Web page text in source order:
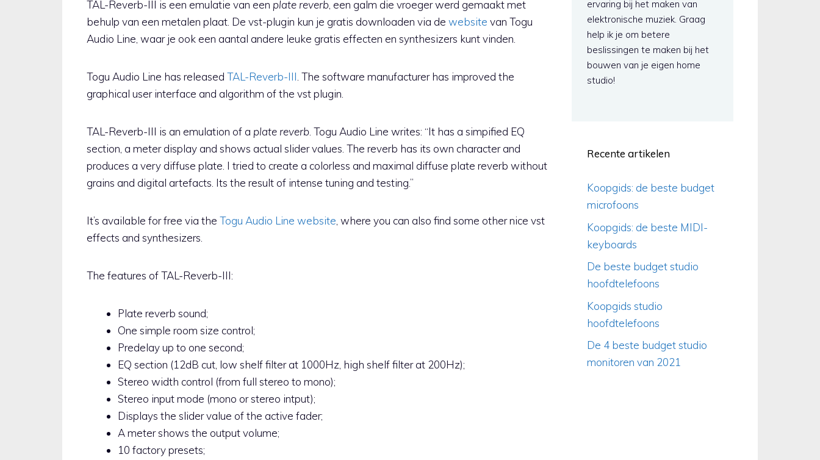
TAL-Reverb-III is een emulatie van een plate reverb, een galm die vroeger werd gemaakt met
behulp van een metalen plaat. De vst-plugin kun je gratis downloaden via de website van Togu
Audio Line, waar je ook een aantal andere leuke gratis effecten en synthesizers kunt vinden.
Togu Audio Line has released TAL-Reverb-III. The software manufacturer has improved the
graphical user interface and algorithm of the vst plugin.
TAL-Reverb-III is an emulation of a plate reverb. Togu Audio Line writes: “It has a simpified EQ
section, a meter display and shows actual slider values. The reverb has its own character and
produces a very diffuse plate. I tried to create a colorless and maximal diffuse plate reverb without
grains and digital artefacts. Its the result of intense tuning and testing.”
It’s available for free via the Togu Audio Line website, where you can also find some other nice vst
effects and synthesizers.
The features of TAL-Reverb-III:
Plate reverb sound;
One simple room size control;
Predelay up to one second;
EQ section (12dB cut, low shelf filter at 1000Hz, high shelf filter at 200Hz);
Stereo width control (from full stereo to mono);
Stereo input mode (mono or stereo intput);
Displays the slider value of the active fader;
A meter shows the output volume;
10 factory presets;
ervaring bij het maken van
elektronische muziek. Graag
help ik je om betere
beslissingen te maken bij het
bouwen van je eigen home
studio!
Recente artikelen
Koopgids: de beste budget
microfoons
Koopgids: de beste MIDI-
keyboards
De beste budget studio
hoofdtelefoons
Koopgids studio
hoofdtelefoons
De 4 beste budget studio
monitoren van 2021